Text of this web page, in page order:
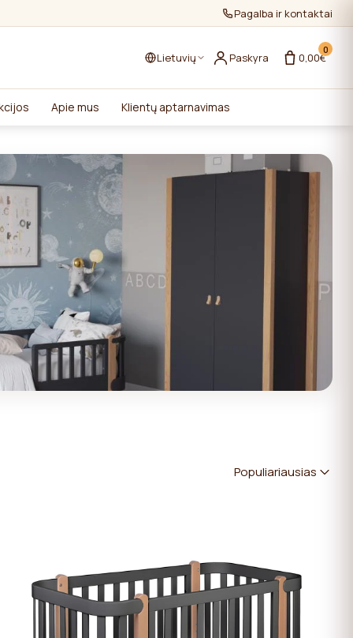
Pagalba ir kontaktai
Lietuvių Paskyra
0
0,00€
Apie mus Klientų aptarnavimas
Populiariausias